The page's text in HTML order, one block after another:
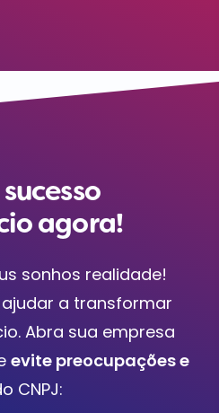
sucesso
agora!
sonhos realidade!
a transformar
Abra sua empresa
evite preocupações e
CNPJ: